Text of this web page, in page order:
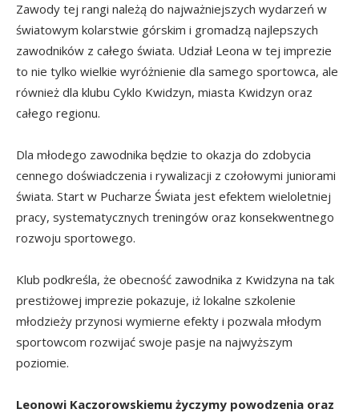
Zawody tej rangi należą do najważniejszych wydarzeń w
światowym kolarstwie górskim i gromadzą najlepszych
zawodników z całego świata. Udział Leona w tej imprezie
to nie tylko wielkie wyróżnienie dla samego sportowca, ale
również dla klubu Cyklo Kwidzyn, miasta Kwidzyn oraz
całego regionu.
Dla młodego zawodnika będzie to okazja do zdobycia
cennego doświadczenia i rywalizacji z czołowymi juniorami
świata. Start w Pucharze Świata jest efektem wieloletniej
pracy, systematycznych treningów oraz konsekwentnego
rozwoju sportowego.
Klub podkreśla, że obecność zawodnika z Kwidzyna na tak
prestiżowej imprezie pokazuje, iż lokalne szkolenie
młodzieży przynosi wymierne efekty i pozwala młodym
sportowcom rozwijać swoje pasje na najwyższym
poziomie.
Leonowi Kaczorowskiemu życzymy powodzenia oraz